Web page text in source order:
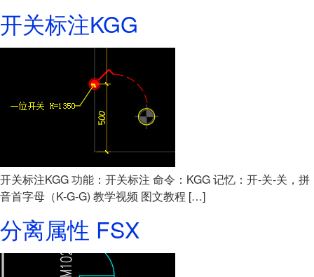
开关标注KGG
开关标注KGG 功能：开关标注 命令：KGG 记忆：开-关-关，拼
音首字母（K-G-G) 教学视频 图文教程 […]
分离属性 FSX